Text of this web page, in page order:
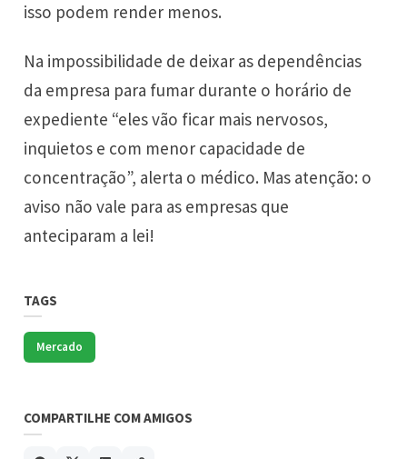
isso podem render menos.
Na impossibilidade de deixar as dependências
da empresa para fumar durante o horário de
expediente “eles vão ficar mais nervosos,
inquietos e com menor capacidade de
concentração”, alerta o médico. Mas atenção: o
aviso não vale para as empresas que
anteciparam a lei!
TAGS
Mercado
COMPARTILHE COM AMIGOS